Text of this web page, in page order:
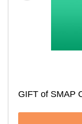
GIFT of SMAP